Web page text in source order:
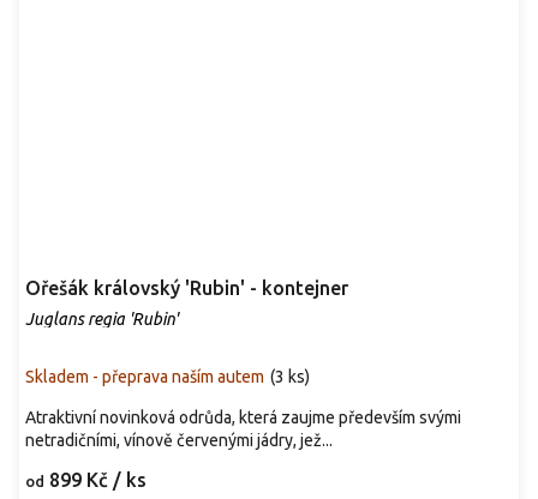
Ořešák královský 'Rubin' - kontejner
Juglans regia 'Rubin'
Skladem - přeprava naším autem (3 ks)
od 899 Kč / ks
Atraktivní novinková odrůda, která zaujme především svými
netradičními, vínově červenými jádry, jež...